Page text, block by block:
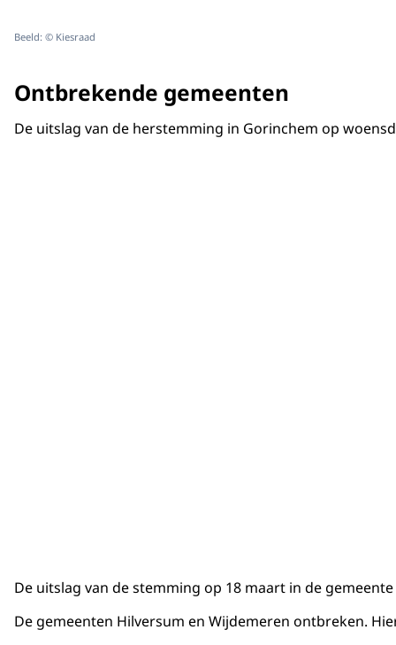
Beeld: © Kiesraad
Ontbrekende gemeenten
De uitslag van de herstemming in Gorinchem op
De uitslag van de stemming op 18 maart in de
De gemeenten Hilversum en Wijdemeren ontbreken.